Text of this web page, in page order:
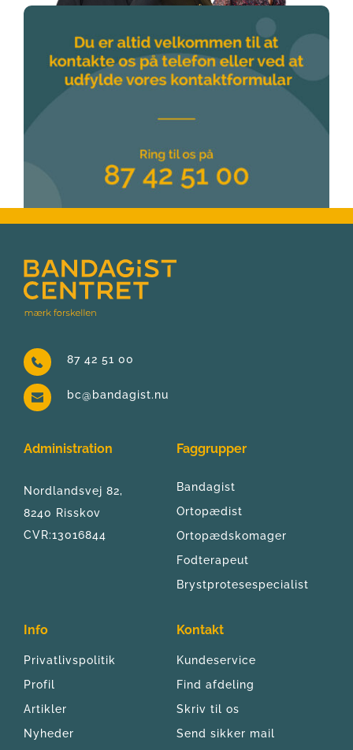
87 42 51 00
bc@bandagist.nu
Administration
Nordlandsvej 82,
8240 Risskov
CVR:13016844
Faggrupper
Bandagist
Ortopædist
Ortopædskomager
Fodterapeut
Brystprotesespecialist
Info
Privatlivspolitik
Profil
Artikler
Nyheder
Kontakt
Kundeservice
Find afdeling
Skriv til os
Send sikker mail